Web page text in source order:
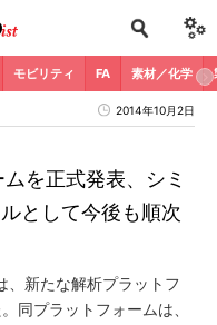
モビリティ FA 素材／化学
2014年10月2日
を正式発表、シミ
として今後も順次
、新たな解析プラットフ
同プラットフォームは、